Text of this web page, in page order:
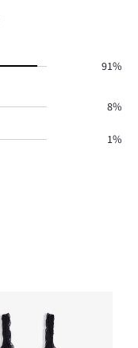
91%
8%
1%